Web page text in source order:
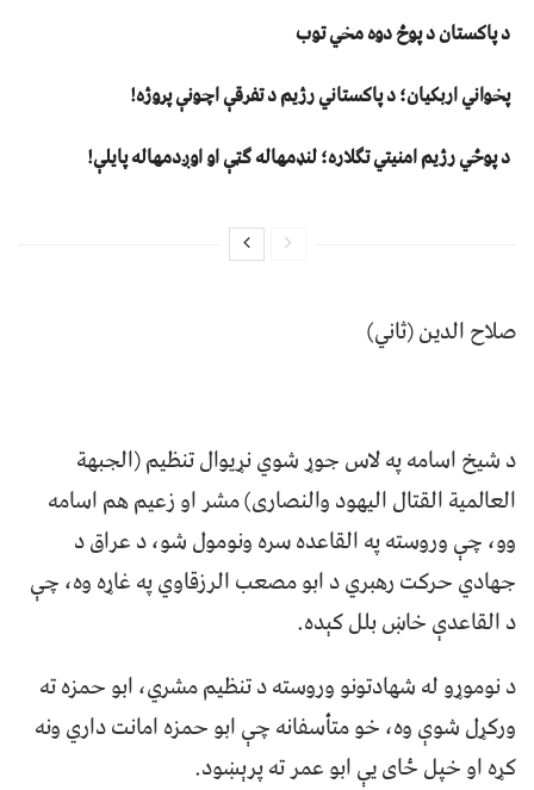
د پاکستان د پوځ دوه مخي توب
پخواني اربکیان؛ د پاکستاني رژیم د تفرقې اچونې پروژه!
د پوځي رژیم امنیتي تګلاره؛ لنډمهاله ګټې او اوږدمهاله پایلې!
صلاح الدین (ثاني)
د شیخ اسامه په لاس جوړ شوي نړیوال تنظیم (الجبهة
العالمیة القتال الیهود والنصاری) مشر او زعیم هم اسامه
وو، چې وروسته په القاعده سره ونومول شو، د عراق د
جهادي حرکت رهبري د ابو مصعب الرزقاوي په غاړه وه، چې
د القاعدې خاښ بلل کېده.
د نوموړو له شهادتونو وروسته د تنظیم مشري، ابو حمزه ته
ورکړل شوې وه، خو متأسفانه چې ابو حمزه امانت داري ونه
کړه او خپل ځای یې ابو عمر ته پرېښود.